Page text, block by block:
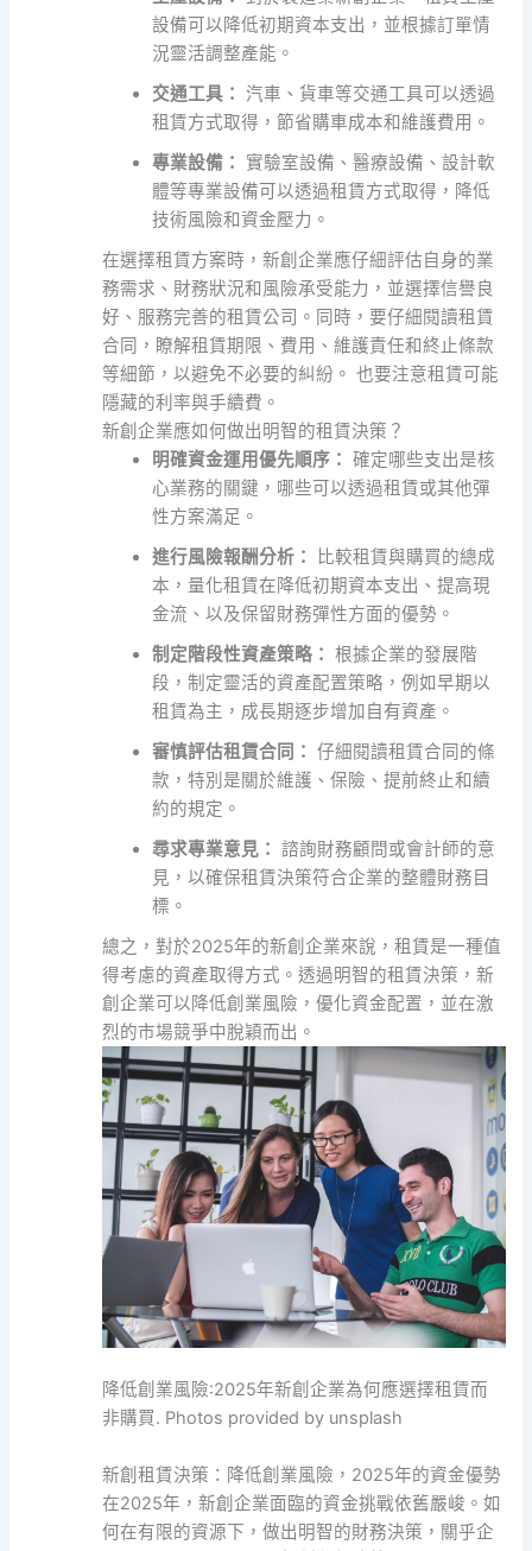
設備可以降低初期資本支出，並根據訂單情
況靈活調整產能。
交通工具： 汽車、貨車等交通工具可以透過
租賃方式取得，節省購車成本和維護費用。
專業設備：
實驗室設備、醫療設備、設計軟
體等專業設備可以透過租賃方式取得，降低
技術風險和資金壓力。
在選擇租賃方案時，新創企業應仔細評估自身的業
務需求、財務狀況和風險承受能力，並選擇信譽良
好、服務完善的租賃公司。同時，要仔細閱讀租賃
合同，瞭解租賃期限、費用、維護責任和終止條款
等細節，以避免不必要的糾紛。 也要注意租賃可能
隱藏的利率與手續費。
新創企業應如何做出明智的租賃決策？
明確資金運用優先順序： 確定哪些支出是核
心業務的關鍵，哪些可以透過租賃或其他彈
性方案滿足。
進行風險報酬分析：
比較租賃與購買的總成
本，量化租賃在降低初期資本支出、提高現
金流、以及保留財務彈性方面的優勢。
制定階段性資產策略： 根據企業的發展階
段，制定靈活的資產配置策略，例如早期以
租賃為主，成長期逐步增加自有資產。
審慎評估租賃合同： 仔細閱讀租賃合同的條
款，特別是關於維護、保險、提前終止和續
約的規定。
尋求專業意見： 諮詢財務顧問或會計師的意
見，以確保租賃決策符合企業的整體財務目
標。
總之，對於2025年的新創企業來說，租賃是一種值
得考慮的資產取得方式。透過明智的租賃決策，新
創企業可以降低創業風險，優化資金配置，並在激
烈的市場競爭中脫穎而出。
降低創業風險:2025年新創企業為何應選擇租賃而
非購買. Photos provided by unsplash
新創租賃決策：降低創業風險，2025年的資金優勢
在2025年，新創企業面臨的資金挑戰依舊嚴峻。如
何在有限的資源下，做出明智的財務決策，關乎企